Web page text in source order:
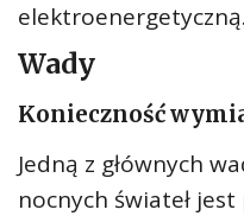
elektroenergetyczną.
Wady
Konieczność
Jedną z głównych
nocnych świateł